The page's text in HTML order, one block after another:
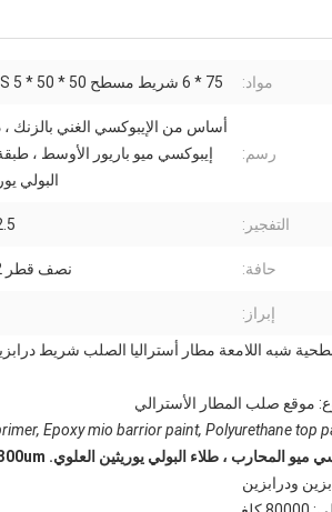
مواد: 75 * 6 شريط مسطح 50 * 50 * 5 SHS ،
رسم:
أساس من الإيبوكسي الغني بالزنك ،
إيبوكسي ميو باريور الأوسط ،
البولي
التفجير:
حافة: نصف قطر 2 مم
إبراز:
شبه اللامعة مطار أستراليا الصلب شريط
موقع صلب المطار الأسترالي
Epoxy mio barrior paint, Polyurethane top
ميو المحارب ، طلاء البولي يوريثين العلوي.
ودرابزين